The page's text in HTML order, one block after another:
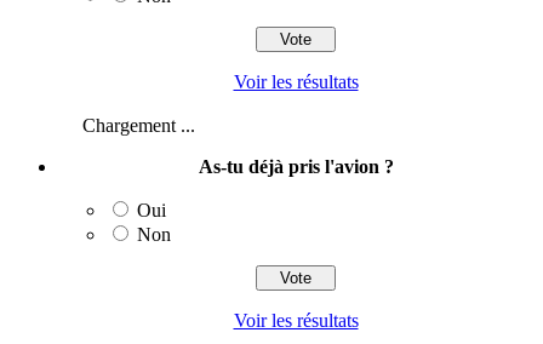
Voir les résultats
Chargement ...
As-tu déjà pris l'avion ?
Oui
Non
Voir les résultats